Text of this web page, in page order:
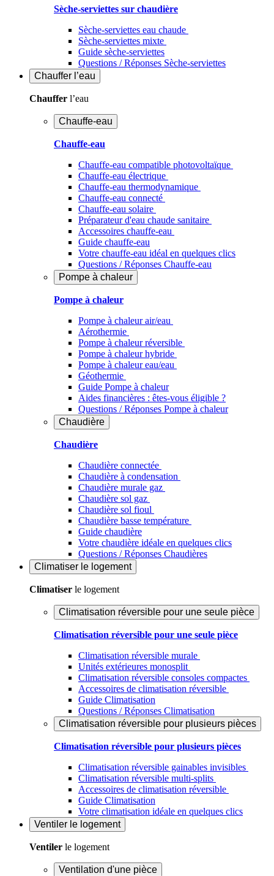
Sèche-serviettes sur chaudière
Sèche-serviettes eau chaude
Sèche-serviettes mixte
Guide sèche-serviettes
Questions / Réponses Sèche-serviettes
Chauffer l’eau
Chauffer l’eau
Chauffe-eau
Chauffe-eau
Chauffe-eau compatible photovoltaïque
Chauffe-eau électrique
Chauffe-eau thermodynamique
Chauffe-eau connecté
Chauffe-eau solaire
Préparateur d'eau chaude sanitaire
Accessoires chauffe-eau
Guide chauffe-eau
Votre chauffe-eau idéal en quelques clics
Questions / Réponses Chauffe-eau
Pompe à chaleur
Pompe à chaleur
Pompe à chaleur air/eau
Aérothermie
Pompe à chaleur réversible
Pompe à chaleur hybride
Pompe à chaleur​ eau/eau
Géothermie
Guide Pompe à chaleur
Aides financières : êtes-vous éligible ?
Questions / Réponses Pompe à chaleur
Chaudière
Chaudière
Chaudière connectée
Chaudière à condensation
Chaudière murale gaz
Chaudière sol gaz
Chaudière sol fioul
Chaudière basse température
Guide chaudière
Votre chaudière idéale en quelques clics
Questions / Réponses Chaudières
Climatiser le logement
Climatiser le logement
Climatisation réversible pour une seule pièce
Climatisation réversible pour une seule pièce
Climatisation réversible murale
Unités extérieures monosplit
Climatisation réversible consoles compactes
Accessoires de climatisation réversible
Guide Climatisation
Questions / Réponses Climatisation
Climatisation réversible pour plusieurs pièces
Climatisation réversible pour plusieurs pièces
Climatisation réversible gainables invisibles
Climatisation réversible multi-splits
Accessoires de climatisation réversible
Guide Climatisation
Votre climatisation idéale en quelques clics
Ventiler le logement
Ventiler le logement
Ventilation d'une pièce